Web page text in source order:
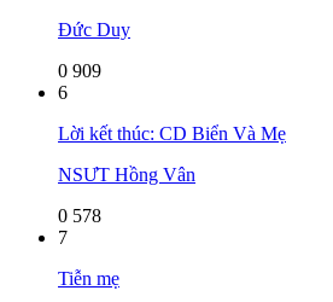
Đức Duy
0 909
6
Lời kết thúc: CD Biển Và Mẹ
NSƯT Hồng Vân
0 578
7
Tiễn mẹ